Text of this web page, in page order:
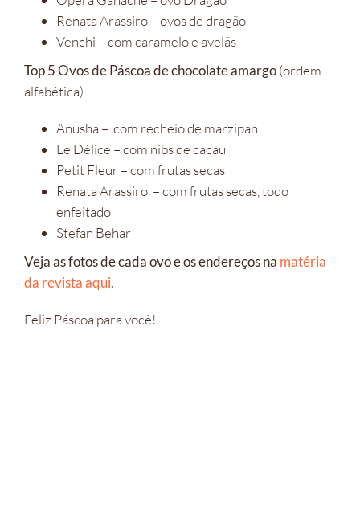
Renata Arassiro – ovos de dragão
Venchi – com caramelo e avelãs
Top 5 Ovos de Páscoa de chocolate amargo(ordem
alfabética)
Anusha – com recheio de marzipan
Le Délice – com nibs de cacau
Petit Fleur – com frutas secas
Renata Arassiro – com frutas secas, todo
enfeitado
Stefan Behar
Veja as fotos de cada ovo e os endereços na matéria
da revista aqui.
Feliz Páscoa para você!